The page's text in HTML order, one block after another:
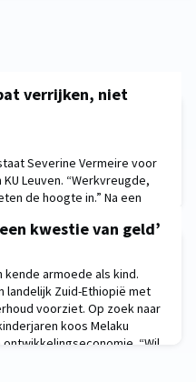
verrijken, niet
Severine Vermeire voor
Leuven. “Werkvreugde,
de hoogte in.” Na een
De gerenommeerde maag-
kwestie van geld’
kende armoede als kind.
landelijk Zuid-Ethiopië met
voorziet. Op zoek naar
koos Melaku
“Wil